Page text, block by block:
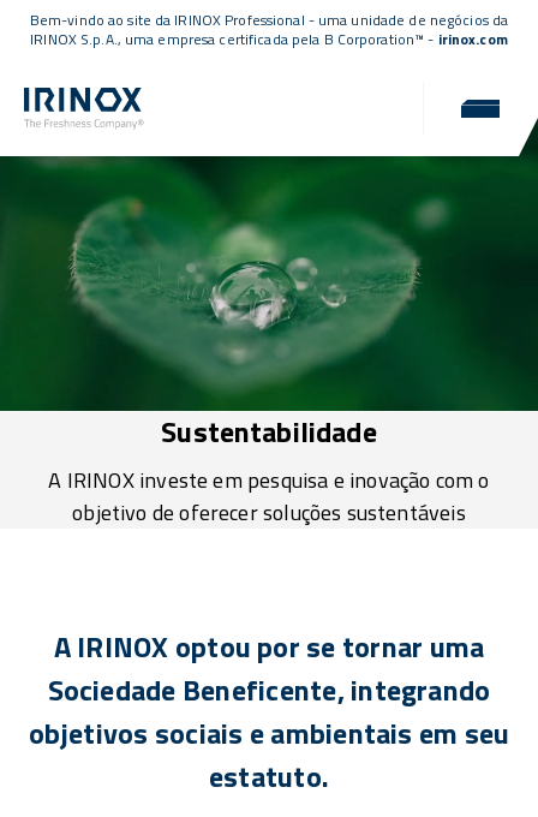
Bem-vindo ao site da IRINOX Professional - uma unidade de negócios da
IRINOX S.p.A., uma empresa certificada pela B Corporation™ - irinox.com
Sustentabilidade
A IRINOX investe em pesquisa e inovação com o
objetivo de oferecer soluções sustentáveis
A IRINOX optou por se tornar uma
Sociedade Beneficente, integrando
objetivos sociais e ambientais em seu
estatuto.